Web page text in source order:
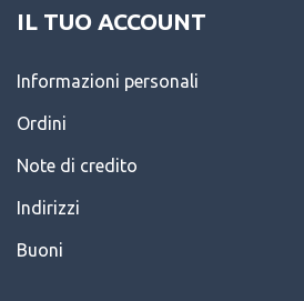
IL TUO ACCOUNT
Informazioni personali
Ordini
Note di credito
Indirizzi
Buoni